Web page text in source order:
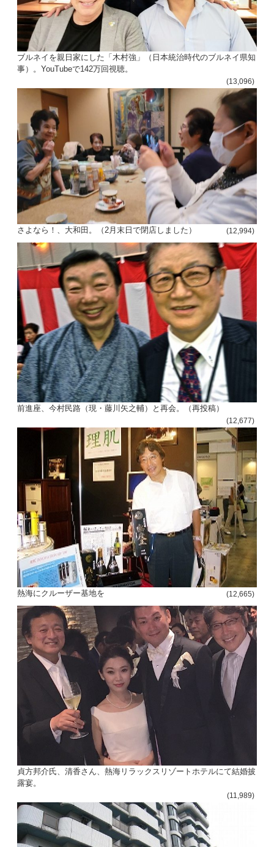
ブルネイを親日家にした「木村強」（日本統治時代のブルネイ県知
事）。YouTubeで142万回視聴。
(13,096)
さよなら！、大和田。（2月末日で閉店しました） (12,994)
前進座、今村民路（現・藤川矢之輔）と再会。（再投稿）
(12,677)
熱海にクルーザー基地を (12,665)
貞方邦介氏、清香さん、熱海リラックスリゾートホテルにて結婚披
露宴。
(11,989)